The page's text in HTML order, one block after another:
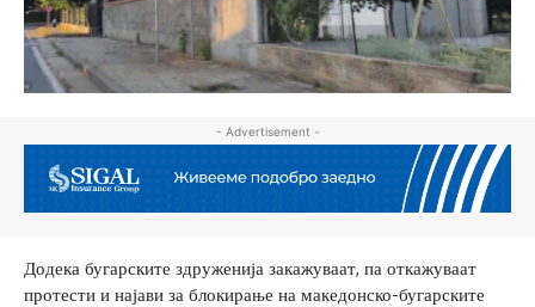
- Advertisement -
Додека бугарските здруженија закажуваат, па откажуваат
протести и најави за блокирање на македонско-бугарските